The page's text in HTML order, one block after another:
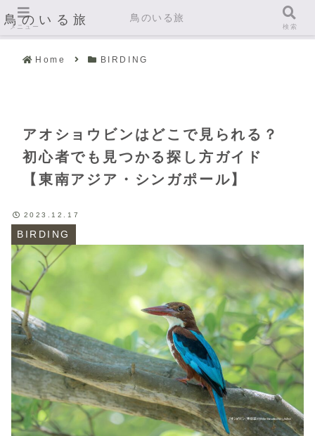
鳥のいる旅
Home BIRDING
アオショウビンはどこで見られる？
初心者でも見つかる探し方ガイド
【東南アジア・シンガポール】
BIRDING
2023.12.17
メニュー
鳥のいる旅
検索